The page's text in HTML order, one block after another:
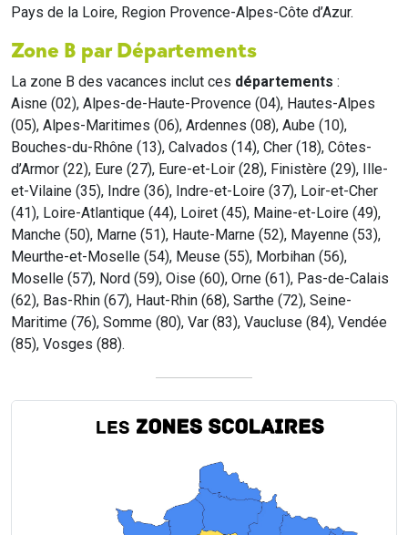
Pays de la Loire, Region Provence-Alpes-Côte d’Azur.
Zone B par Départements
La zone B des vacances inclut ces départements :
Aisne (02), Alpes-de-Haute-Provence (04), Hautes-Alpes
(05), Alpes-Maritimes (06), Ardennes (08), Aube (10),
Bouches-du-Rhône (13), Calvados (14), Cher (18), Côtes-
d’Armor (22), Eure (27), Eure-et-Loir (28), Finistère (29), Ille-
et-Vilaine (35), Indre (36), Indre-et-Loire (37), Loir-et-Cher
(41), Loire-Atlantique (44), Loiret (45), Maine-et-Loire (49),
Manche (50), Marne (51), Haute-Marne (52), Mayenne (53),
Meurthe-et-Moselle (54), Meuse (55), Morbihan (56),
Moselle (57), Nord (59), Oise (60), Orne (61), Pas-de-Calais
(62), Bas-Rhin (67), Haut-Rhin (68), Sarthe (72), Seine-
Maritime (76), Somme (80), Var (83), Vaucluse (84), Vendée
(85), Vosges (88).